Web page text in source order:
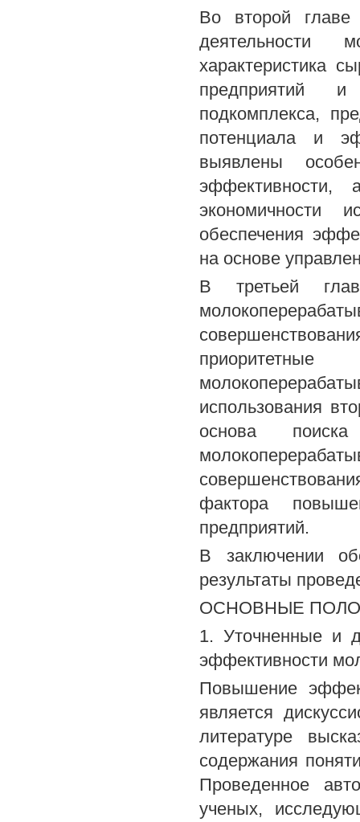
Во второй главе
деятельности
характеристика
предприятий и
подкомплекса,
потенциала и
выявлены
экономичности
обеспечения
на основе
В третьей
приоритетные
использования
основа
фактора
предприятий.
В заключении
результаты
ОСНОВНЫЕ
1. Уточненные и
эффективности
Повышение
является
литературе
содержания
Проведенное
ученых,